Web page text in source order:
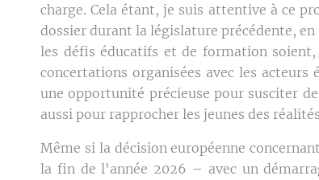
charge. Cela étant, je suis attentive à ce
dossier durant la législature précédente,
les défis éducatifs et de formation
concertations organisées avec les
une opportunité précieuse pour susciter
aussi pour rapprocher les jeunes des
Même si la décision européenne
la fin de l'année 2026 – avec un